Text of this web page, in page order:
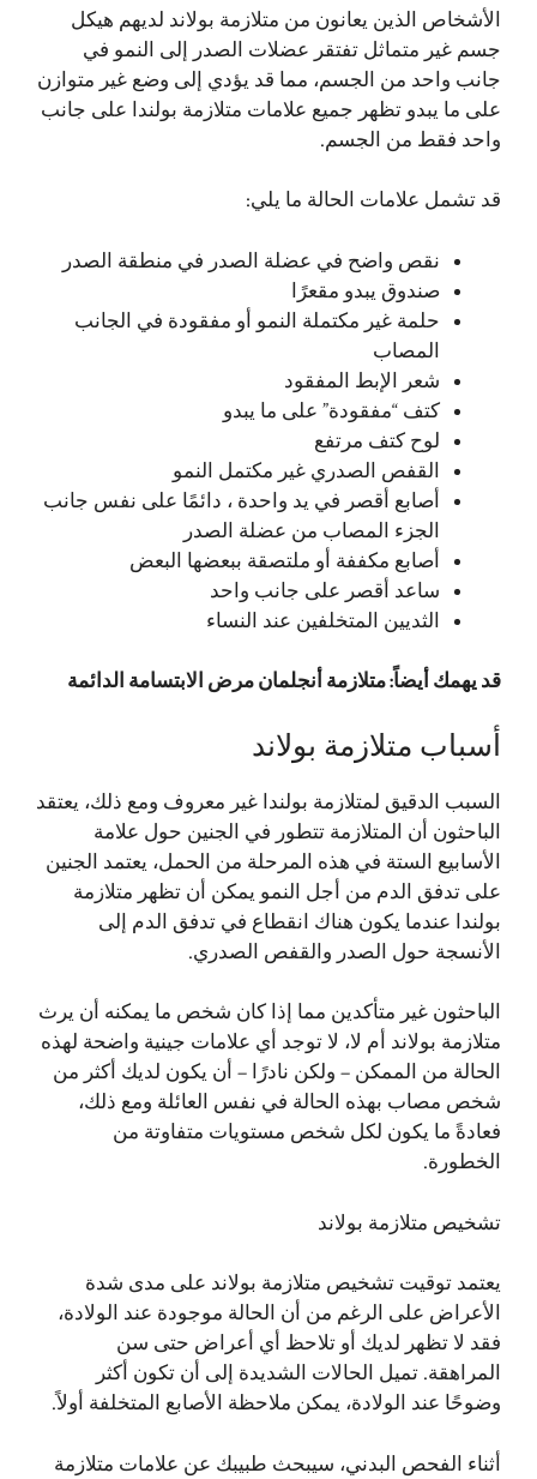
الأشخاص الذين يعانون من متلازمة بولاند لديهم هيكل
جسم غير متماثل تفتقر عضلات الصدر إلى النمو في
جانب واحد من الجسم، مما قد يؤدي إلى وضع غير متوازن
على ما يبدو تظهر جميع علامات متلازمة بولندا على جانب
واحد فقط من الجسم.
قد تشمل علامات الحالة ما يلي:
نقص واضح في عضلة الصدر في منطقة الصدر
صندوق يبدو مقعرًا
حلمة غير مكتملة النمو أو مفقودة في الجانب
المصاب
شعر الإبط المفقود
كتف “مفقودة” على ما يبدو
لوح كتف مرتفع
القفص الصدري غير مكتمل النمو
أصابع أقصر في يد واحدة ، دائمًا على نفس جانب
الجزء المصاب من عضلة الصدر
أصابع مكففة أو ملتصقة ببعضها البعض
ساعد أقصر على جانب واحد
الثديين المتخلفين عند النساء
قد يهمك أيضاً:متلازمة أنجلمان مرض الابتسامة الدائمة
أسباب متلازمة بولاند
السبب الدقيق لمتلازمة بولندا غير معروف ومع ذلك، يعتقد
الباحثون أن المتلازمة تتطور في الجنين حول علامة
الأسابيع الستة في هذه المرحلة من الحمل، يعتمد الجنين
على تدفق الدم من أجل النمو يمكن أن تظهر متلازمة
بولندا عندما يكون هناك انقطاع في تدفق الدم إلى
الأنسجة حول الصدر والقفص الصدري.
الباحثون غير متأكدين مما إذا كان شخص ما يمكنه أن يرث
متلازمة بولاند أم لا، لا توجد أي علامات جينية واضحة لهذه
الحالة من الممكن – ولكن نادرًا – أن يكون لديك أكثر من
شخص مصاب بهذه الحالة في نفس العائلة ومع ذلك،
فعادةً ما يكون لكل شخص مستويات متفاوتة من
الخطورة.
تشخيص متلازمة بولاند
يعتمد توقيت تشخيص متلازمة بولاند على مدى شدة
الأعراض على الرغم من أن الحالة موجودة عند الولادة،
فقد لا تظهر لديك أو تلاحظ أي أعراض حتى سن
المراهقة. تميل الحالات الشديدة إلى أن تكون أكثر
وضوحًا عند الولادة، يمكن ملاحظة الأصابع المتخلفة أولاً.
أثناء الفحص البدني، سيبحث طبيبك عن علامات متلازمة